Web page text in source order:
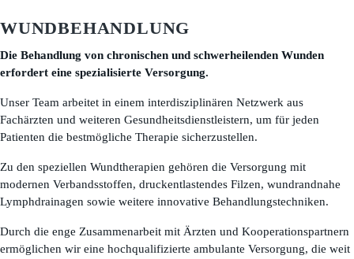
WUNDBEHANDLUNG
Die Behandlung von chronischen und schwerheilenden Wunden
erfordert eine spezialisierte Versorgung.
Unser Team arbeitet in einem interdisziplinären Netzwerk aus
Fachärzten und weiteren Gesundheitsdienstleistern, um für jeden
Patienten die bestmögliche Therapie sicherzustellen.
Zu den speziellen Wundtherapien gehören die Versorgung mit
modernen Verbandsstoffen, druckentlastendes Filzen, wundrandnahe
Lymphdrainagen sowie weitere innovative Behandlungstechniken.
Durch die enge Zusammenarbeit mit Ärzten und Kooperationspartnern
ermöglichen wir eine hochqualifizierte ambulante Versorgung, die weit